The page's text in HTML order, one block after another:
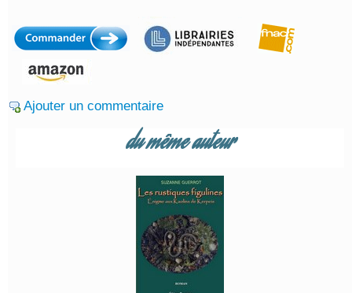
Ajouter un commentaire
du même auteur